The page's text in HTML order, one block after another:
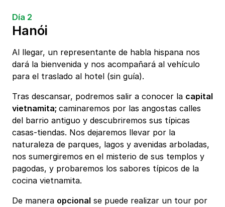
Día 2
Hanói
Al llegar, un representante de habla hispana nos
dará la bienvenida y nos acompañará al vehículo
para el traslado al hotel (sin guía).
Tras descansar, podremos salir a conocer la capital
vietnamita; caminaremos por las angostas calles
del barrio antiguo y descubriremos sus típicas
casas-tiendas. Nos dejaremos llevar por la
naturaleza de parques, lagos y avenidas arboladas,
nos sumergiremos en el misterio de sus templos y
pagodas, y probaremos los sabores típicos de la
cocina vietnamita.
De manera opcional se puede realizar un tour por